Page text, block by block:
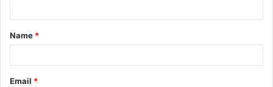
Name *
Email *